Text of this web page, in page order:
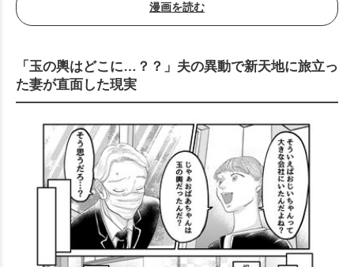
漫画を読む
「玉の輿はどこに…？？」夫の異動で新天地に旅立っ
た妻が直面した現実